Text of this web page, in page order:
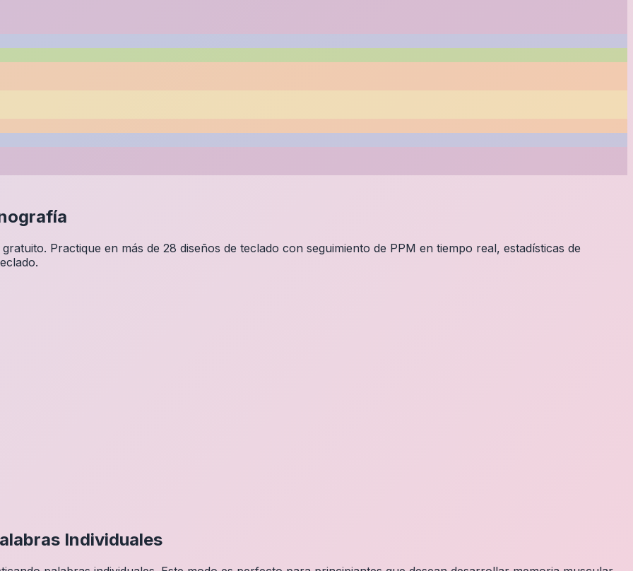
Practique en más de 28 diseños de teclado con seguimiento de PPM en tiempo real, estadísticas de
Individuales